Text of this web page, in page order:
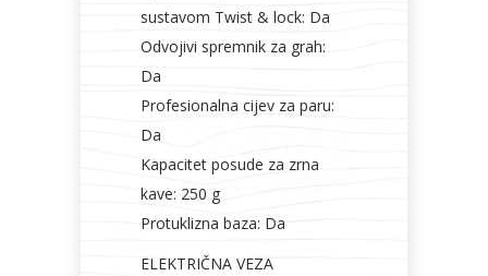
sustavom Twist & lock: Da
Odvojivi spremnik za grah:
Da
Profesionalna cijev za paru:
Da
Kapacitet posude za zrna
kave: 250 g
Protuklizna baza: Da
ELEKTRIČNA VEZA